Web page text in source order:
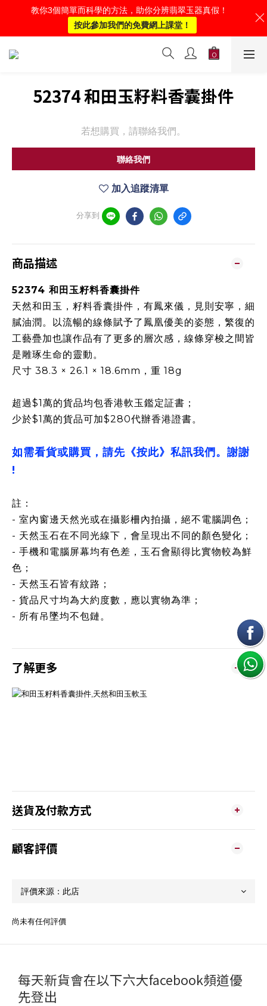
52374 和田玉籽料香囊掛件
若想購買，請聯絡我們。
聯絡我們
加入追蹤清單
分享到
商品描述
52374 和田玉籽料香囊掛件
天然和田玉，籽料香囊掛件，有鳳來儀，見則安寧，細
膩油潤。以流暢的線條賦予了鳳凰優美的姿態，繁復的
工藝疊加也讓作品有了更多的層次感，線條穿梭之間皆
是雕琢生命的靈動。
尺寸 38.3 × 26.1 × 18.6mm，重 18g
超過$1萬的貨品均包香港軟玉鑑定証書；
少於$1萬的貨品可加$280代辦香港證書。
如需看貨或購買，請先《按此》私訊我們。謝謝
!
註：
- 室內窗邊天然光或在攝影柵內拍攝，絕不電腦調色；
- 天然玉石在不同光線下，會呈現出不同的顏色變化；
- 手機和電腦屏幕均有色差，玉石會顯得比實物較為鮮
色；
- 天然玉石皆有紋路；
- 貨品尺寸均為大約度數，應以實物為準；
- 所有吊墜均不包鏈。
了解更多
送貨及付款方式
顧客評價
尚未有任何評價
每天新貨會在以下六大facebook頻道優
先登出
教你3個簡單而科學的方法，助你分辨翡翠玉器真假！
按此參加我們的免費網上課堂！